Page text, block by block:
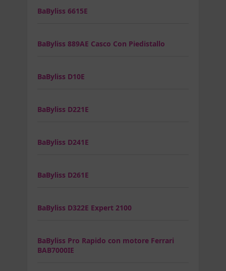
BaByliss 6615E
BaByliss 889AE Casco Con Piedistallo
BaByliss D10E
BaByliss D221E
BaByliss D241E
BaByliss D261E
BaByliss D322E Expert 2100
BaByliss Pro Rapido con motore Ferrari
BAB7000IE